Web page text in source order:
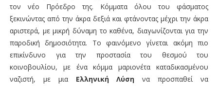
τον νέο Πρόεδρο της. Κόμματα όλου του φάσματος
ξεκινώντας από την άκρα δεξιά και φτάνοντας μέχρι την άκρα
αριστερά, με μικρή δύναμη το καθένα, διαγωνίζονται για την
παροδική δημοσιότητα. Το φαινόμενο γίνεται ακόμη πιο
επικίνδυνο για την προστασία του θεσμού του
κοινοβουλίου, με ένα κόμμα μαριονέτα καταδικασμένου
ναζιστή, με μια Ελληνική Λύση να προσπαθεί να